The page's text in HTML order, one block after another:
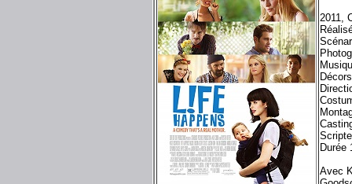
2011,
Durée
Avec